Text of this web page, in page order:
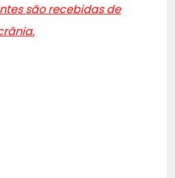
são recebidas de